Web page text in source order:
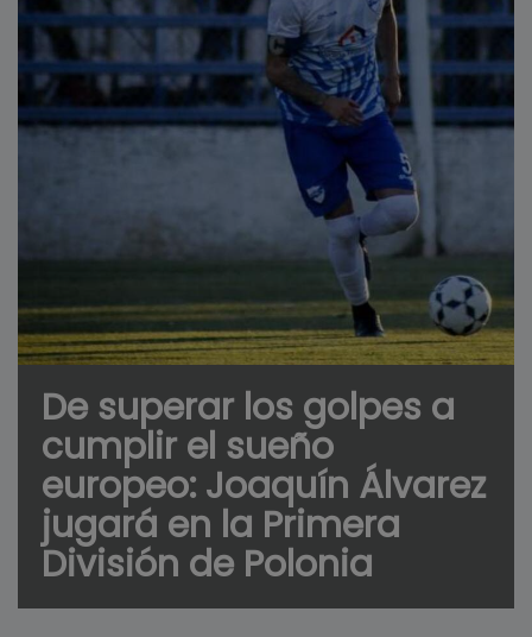
De superar los golpes a
cumplir el sueño
europeo: Joaquín Álvarez
jugará en la Primera
División de Polonia